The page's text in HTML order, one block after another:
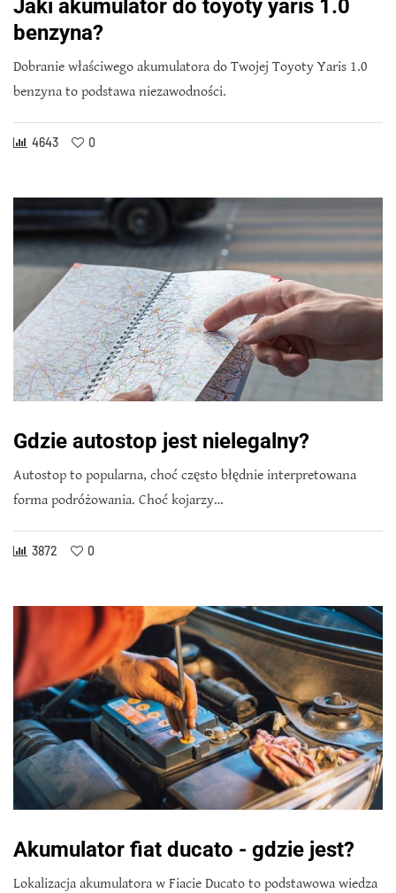
Jaki akumulator do toyoty yaris 1.0
benzyna?
Dobranie właściwego akumulatora do Twojej Toyoty Yaris 1.0
benzyna to podstawa niezawodności.
4643 0
Gdzie autostop jest nielegalny?
Autostop to popularna, choć często błędnie interpretowana
forma podróżowania. Choć kojarzy…
3872 0
Akumulator fiat ducato - gdzie jest?
Lokalizacja akumulatora w Fiacie Ducato to podstawowa wiedza